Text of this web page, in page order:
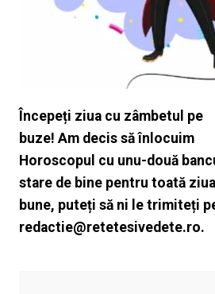
Începeți ziua cu zâmbetul pe
buze! Am decis să înlocuim
Horoscopul cu unu-două
stare de bine pentru toată
bune, puteți să ni le trimiteți
redactie@retetesivedete.ro.